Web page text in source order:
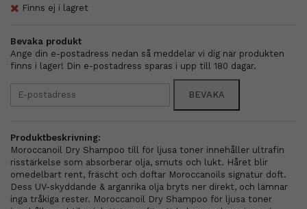
Finns ej i lagret
Bevaka produkt
Ange din e-postadress nedan så meddelar vi dig när produkten
finns i lager! Din e-postadress sparas i upp till 180 dagar.
BEVAKA
Produktbeskrivning:
Moroccanoil Dry Shampoo till för ljusa toner innehåller ultrafin
risstärkelse som absorberar olja, smuts och lukt. Håret blir
omedelbart rent, fräscht och doftar Moroccanoils signatur doft.
Dess UV-skyddande & arganrika olja bryts ner direkt, och lämnar
inga tråkiga rester. Moroccanoil Dry Shampoo för ljusa toner